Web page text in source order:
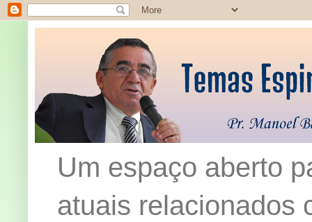
Um espaço aberto
atuais relacionados